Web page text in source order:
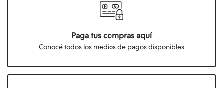
Paga tus compras aquí
Conocé todos los medios de pagos disponibles